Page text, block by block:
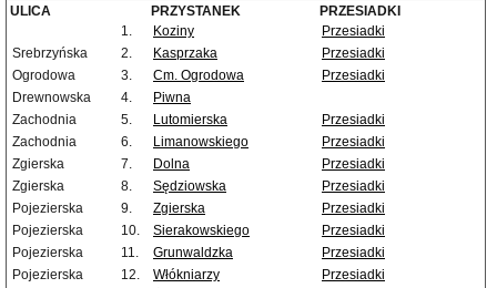
ULICA PRZYSTANEK
PRZESIADKI
1.
Koziny
Przesiadki
Srebrzyńska
2. Kasprzaka
Przesiadki
Ogrodowa
3. Cm. Ogrodowa
Przesiadki
Drewnowska
4.
Piwna
Zachodnia
5. Lutomierska
Przesiadki
Zachodnia
6. Limanowskiego
Przesiadki
Zgierska
7. Dolna
Przesiadki
Zgierska
8. Sędziowska
Przesiadki
Pojezierska
9. Zgierska
Przesiadki
Pojezierska
10. Sierakowskiego
Przesiadki
Pojezierska
11. Grunwaldzka
Przesiadki
Pojezierska
12. Włókniarzy
Przesiadki